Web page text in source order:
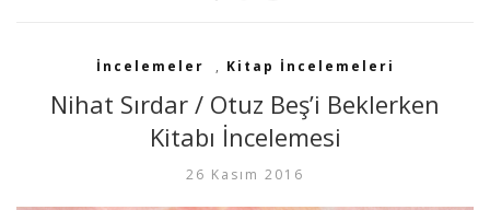
İncelemeler , Kitap İncelemeleri
Nihat Sırdar / Otuz Beş’i Beklerken
Kitabı İncelemesi
26 Kasım 2016